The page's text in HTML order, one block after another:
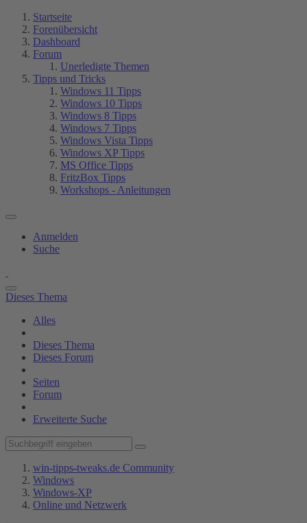
Startseite
Forenübersicht
Dashboard
Forum
Unerledigte Themen
Tipps und Tricks
Windows 11 Tipps
Windows 10 Tipps
Windows 8 Tipps
Windows 7 Tipps
Windows Vista Tipps
Windows XP Tipps
MS Office Tipps
FritzBox Tipps
Workshops - Anleitungen
Anmelden
Suche
Dieses Thema
Alles
Dieses Thema
Dieses Forum
Seiten
Forum
Erweiterte Suche
win-tipps-tweaks.de Community
Windows
Windows-XP
Online und Netzwerk